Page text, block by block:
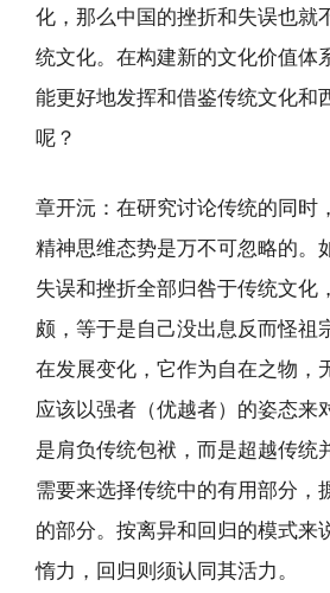
化，那么中国的挫折和失误也就
统文化。在构建新的文化价值体
能更好地发挥和借鉴传统文化和
呢？
章开沅：在研究讨论传统的同时
精神思维态势是万不可忽略的。
失误和挫折全部归咎于传统文化
颇，等于是自己没出息反而怪祖
在发展变化，它作为自在之物，
应该以强者（优越者）的姿态来
是肩负传统包袱，而是超越传统
需要来选择传统中的有用部分，
的部分。按离异和回归的模式来
惰力，回归则须认同其活力。